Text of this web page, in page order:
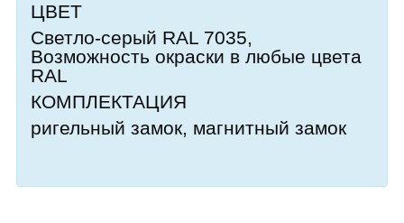
ЦВЕТ
Светло-серый RAL 7035,
Возможность окраски в любые цвета
RAL
КОМПЛЕКТАЦИЯ
ригельный замок, магнитный замок